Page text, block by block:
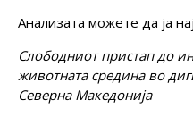
Анализата можете да ја
Слободниот пристап до
животната средина во
Северна Македонија